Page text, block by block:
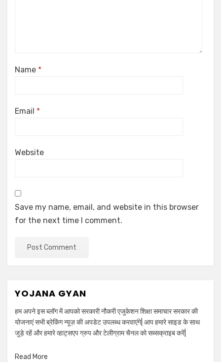
Name *
Email *
Website
Save my name, email, and website in this browser
for the next time I comment.
YOJANA GYAN
हम अपने इस ब्लॉग में आपको सरकारी नौकरी एजुकेशन शिक्षा समाचार सरकार की
योजनाएं सभी ब्रेकिंग न्यूज़ की अपडेट उपलब्ध करवाएंगे| आप हमारे साइड के साथ
जुड़े रहें और हमारे व्हाट्सएप ग्रुप और टेलीग्राम चैनल को सब्सक्राइब करें|
Read More